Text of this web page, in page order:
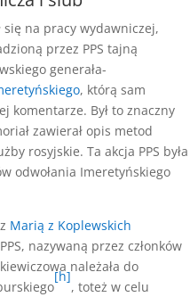
na pracy wydawniczej,
przez PPS tajną
generała-
, którą sam
komentarze. Był to znaczny
zawierał opis metod
rosyjskie. Ta akcja PPS była
odwołania Imeretyńskiego
Marią z Koplewskich
nazywaną przez członków
należała do
[h]
, toteż w celu